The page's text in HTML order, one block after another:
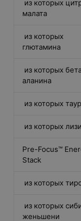
из которых
малата
из которых
глютамина
из которых
аланина
из которых
из которых
Pre-Focus™
Stack
из которых
из которых
женьшени